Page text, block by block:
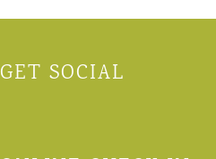
GET SOCIAL